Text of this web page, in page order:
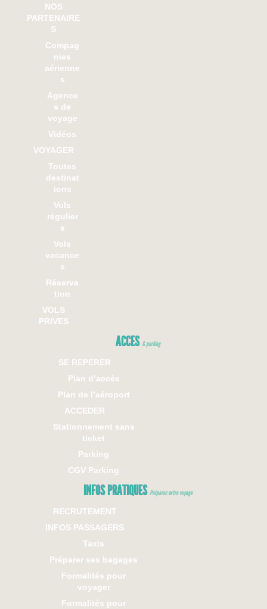
NOS
PARTENAIRE
S
Compag
nies
aérienne
s
Agence
s de
voyage
Vidéos
VOYAGER
Toutes
destinat
ions
Vols
régulier
s
Vols
vacance
s
Réserva
tion
VOLS
PRIVES
ACCES & parking
SE REPERER
Plan d’accès
Plan de l’aéroport
ACCEDER
Stationnement sans
ticket
Parking
CGV Parking
INFOS PRATIQUES Préparez votre voyage
RECRUTEMENT
INFOS PASSAGERS
Taxis
Préparer ses bagages
Formalités pour
voyager
Formalités pour